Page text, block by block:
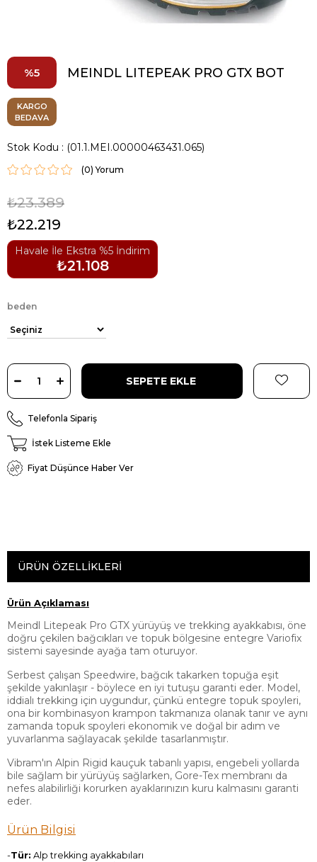
5 MEINDL LITEPEAK PRO GTX BOT
KARGO
BEDAVA
Stok Kodu (01.1.MEI.00000463431.065)
(0)
₺23.389
₺22.219
Havale İle Ekstra %5 İndirim
₺21.108
beden
Telefonla Sipariş
İstek Listeme Ekle
Fiyat Düşünce Haber Ver
ÜRÜN ÖZELLIKLERI
Ürün Açıklaması
Meindl Litepeak Pro GTX yürüyüş ve trekking ayakkabısı, öne
doğru çekilen bağcıkları ve topuk bölgesine entegre Variofix
sistemi sayesinde ayağa tam oturuyor.
Serbest çalışan Speedwire, bağcık takarken topuğa eşit
şekilde yakınlaşır - böylece en iyi tutuşu garanti eder. Model,
iddialı trekking için uygundur, çünkü entegre topuk spoyleri,
ona bir kombinasyon krampon takmanıza olanak tanır ve aynı
zamanda topuk spoyleri ekonomik ve doğal bir adım ve
yuvarlanma sağlayacak şekilde tasarlanmıştır.
Vibram'ın Alpin Rigid kauçuk tabanlı yapısı, engebeli yollarda
bile sağlam bir yürüyüş sağlarken, Gore-Tex membranı da
nefes alabilirliği korurken ayaklarınızın kuru kalmasını garanti
eder.
Ürün Bilgisi
-Tür: Alp trekking ayakkabıları